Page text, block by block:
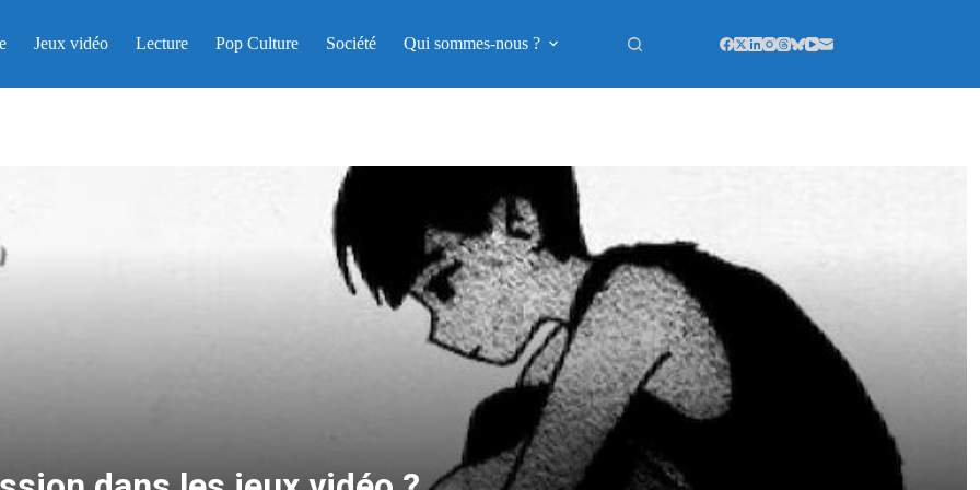
Jeux vidéo Lecture Pop Culture Société Qui sommes-nous ?